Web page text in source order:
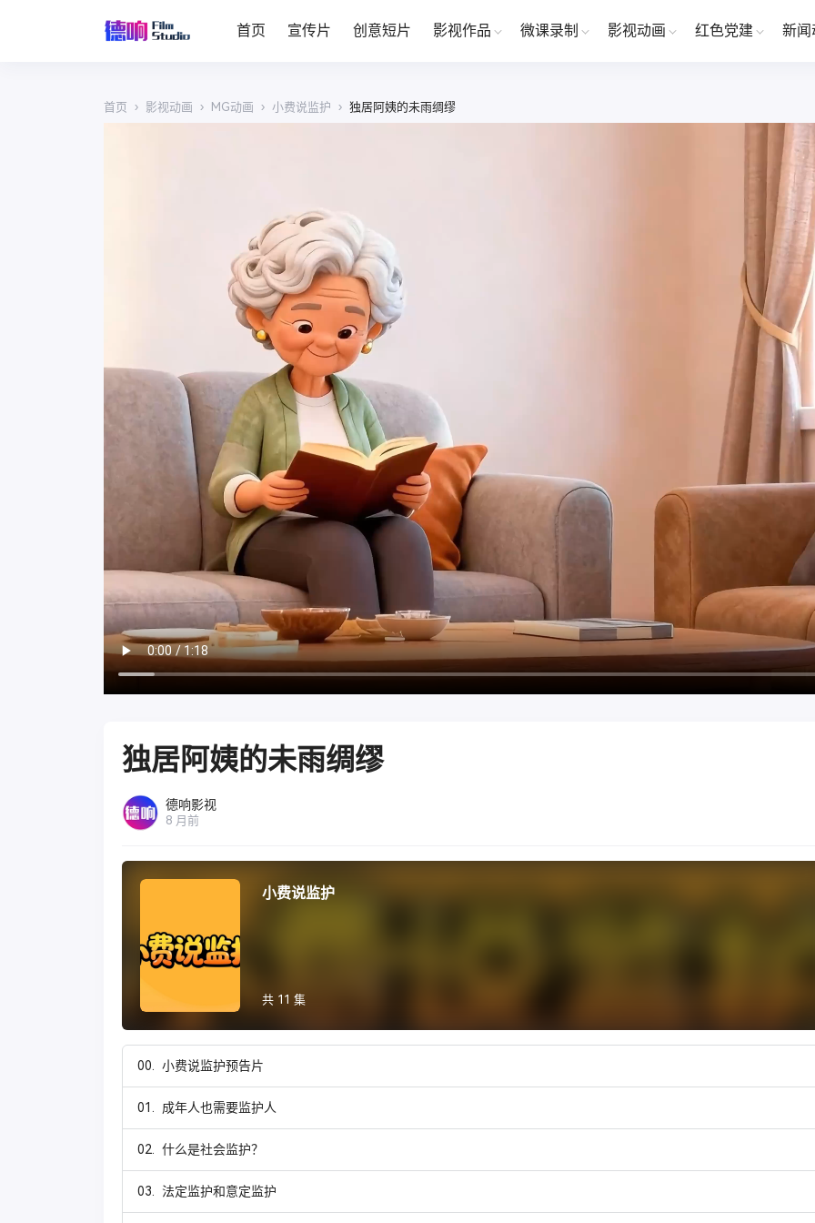
首页 宣传片 创意短片 影视作品 微课录制 影视动画 红色党建 新闻
首页 › 影视动画 › MG动画 › 小费说监护 › 独居阿姨的未雨绸缪
独居阿姨的未雨绸缪
德响影视
8 月前
小费说监护
共 11 集
00. 小费说监护预告片
01. 成年人也需要监护人
02. 什么是社会监护？
03. 法定监护和意定监护